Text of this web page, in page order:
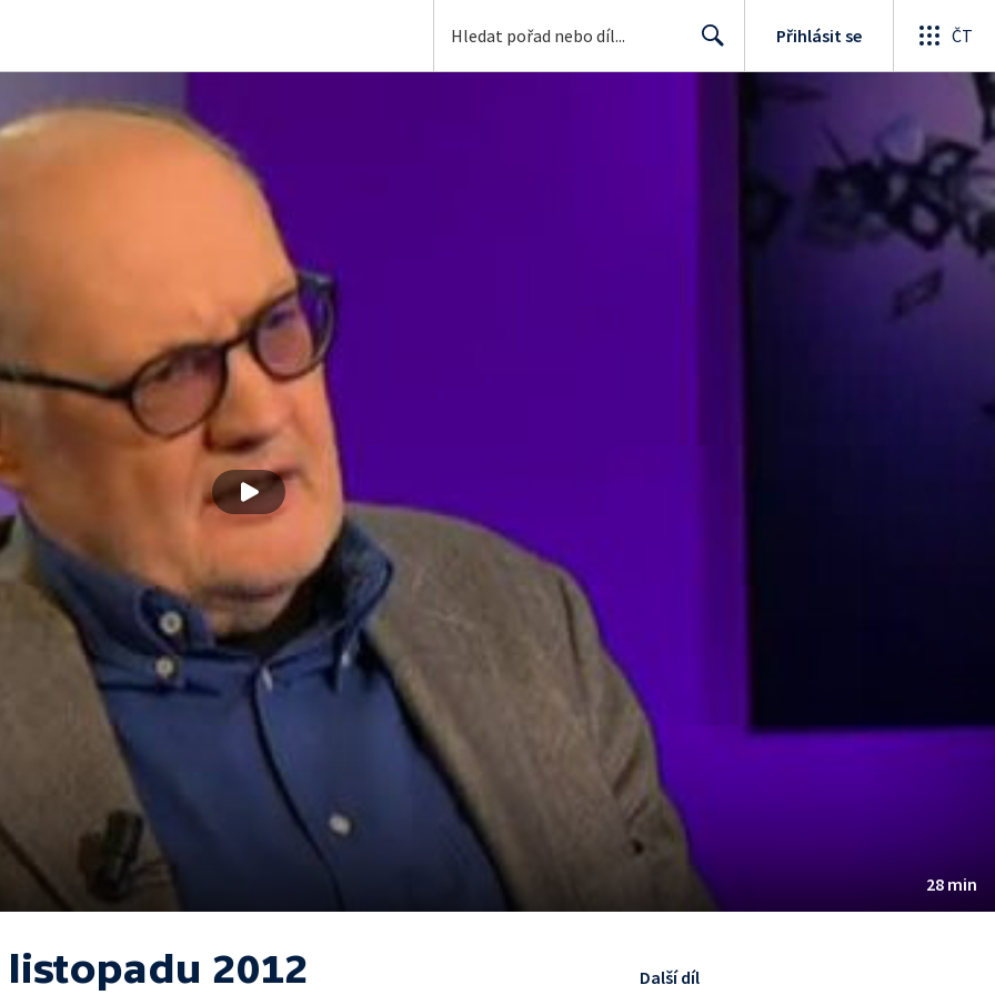
Přihlásit se ČT
28 min
listopadu 2012 Další díl